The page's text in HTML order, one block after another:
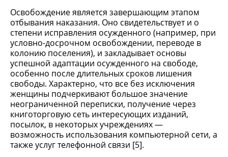
Освобождение является завершающим этапом
отбывания наказания. Оно свидетельствует и о
степени исправления осужденного (например, при
условно-досрочном освобождении, переводе в
колонию поселения), и закладывает основы
успешной адаптации осужденного на свободе,
особенно после длительных сроков лишения
свободы. Характерно, что все без исключения
женщины подчеркивают большое значение
неограниченной переписки, получение через
книготорговую сеть интересующих изданий,
посылок, в некоторых учреждениях —
возможность использования компьютерной сети, а
также услуг телефонной связи [5].